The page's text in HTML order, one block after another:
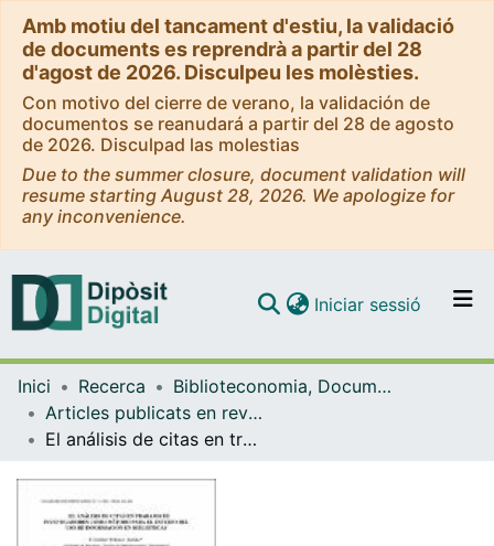
Amb motiu del tancament d'estiu, la validació
de documents es reprendrà a partir del 28
d'agost de 2026. Disculpeu les molèsties.
Con motivo del cierre de verano, la validación de
documentos se reanudará a partir del 28 de agosto
de 2026. Disculpad las molestias
Due to the summer closure, document validation will
resume starting August 28, 2026. We apologize for
any inconvenience.
Navega per tot el DD
Com publicar
Iniciar sessió (current)
Inici Recerca
Biblioteconomia, Documentació i Comunicació Audiovisual
Articles publicats en revistes (Biblioteconomia, Documentació i Comunicació Audiovisual)
El análisis de citas en trabajos de investigadores como método para el estudio del uso de información en bibliotecas